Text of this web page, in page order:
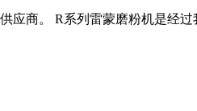
商。 R系列雷蒙磨粉机是经